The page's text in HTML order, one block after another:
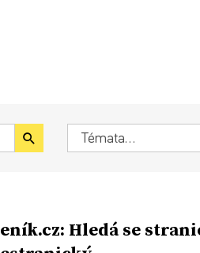
Hledá se